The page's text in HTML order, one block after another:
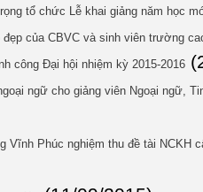
tổ chức Lễ khai giảng năm học
của CBVC và sinh viên trường
công Đại hội nhiệm kỳ 2015-2016
ngữ cho giảng viên Ngoại ngữ,
Vĩnh Phúc nghiệm thu đề tài NCKH